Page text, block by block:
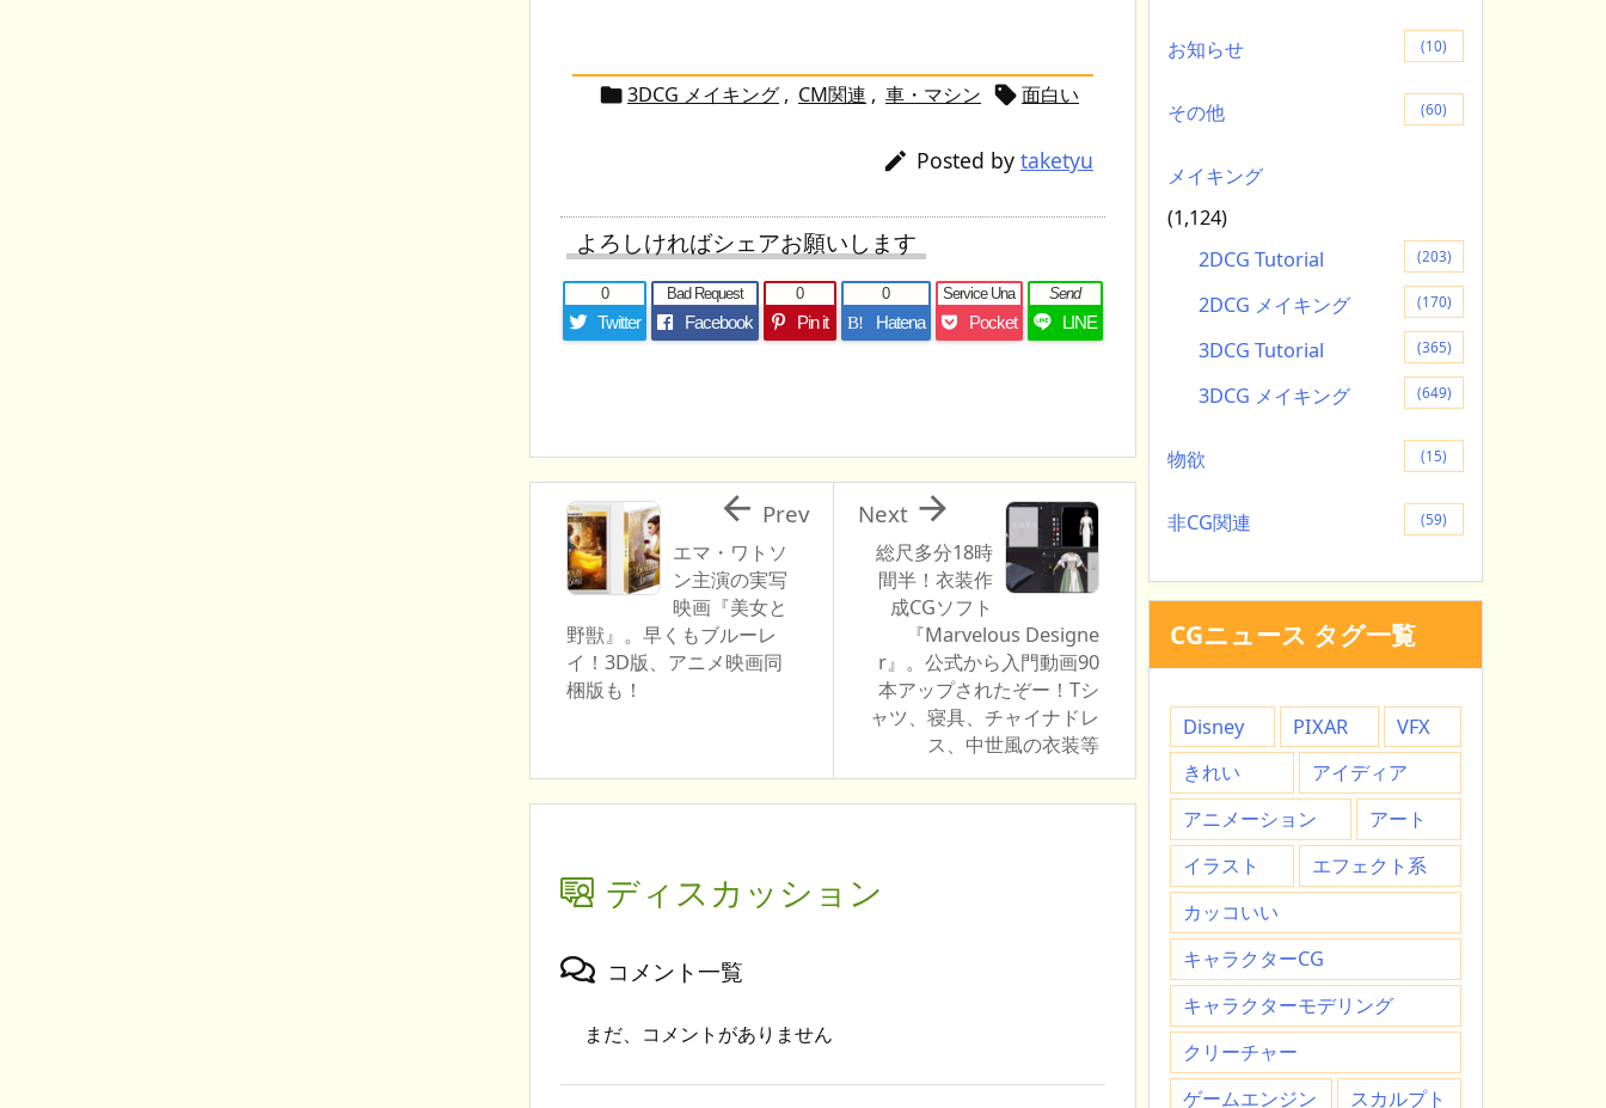
3DCG メイキング , CM関連 , 車・マシン 面白い
 Posted by taketyu
よろしければシェアお願いします
Twitter
0
Facebook
Bad Request
Pin it
0
B!
Hatena
0
Pocket
Service Una
LINE
Send
総尺多分18時
間半！衣装作
成CGソフト
『Marvelous Designe
r』。公式から入門動画90
本アップされたぞー！Tシ
ャツ、寝具、チャイナドレ
ス、中世風の衣装等

Next
エマ・ワトソ
ン主演の実写
映画『美女と
野獣』。早くもブルーレ
イ！3D版、アニメ映画同
梱版も！
 Prev
ディスカッション
コメント一覧
まだ、コメントがありません
お知らせ (10)
その他 (60)
メイキング
(1,124)
2DCG Tutorial
(203)
2DCG メイキング (170)
3DCG Tutorial (365)
3DCG メイキング (649)
物欲 (15)
非CG関連 (59)
CGニュース タグ一覧
Disney PIXAR
VFX
きれい
アイディア
アニメーション
アート
イラスト
エフェクト系
カッコいい
キャラクターCG
キャラクターモデリング
クリーチャー
ゲームエンジン
スカルプト